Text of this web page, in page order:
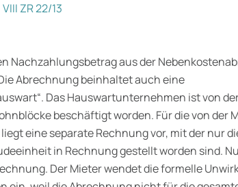
ZR 22/13
Nachzahlungsbetrag aus der
Abrechnung beinhaltet auch eine
Das Hauswartunternehmen ist von
beschäftigt worden. Für die von der
eine separate Rechnung vor, mit der nur
in Rechnung gestellt worden sind.
Der Mieter wendet die formelle